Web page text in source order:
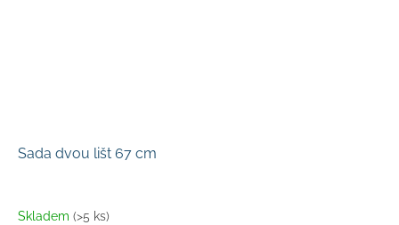
Sada dvou lišt 67 cm
Skladem (>5 ks)